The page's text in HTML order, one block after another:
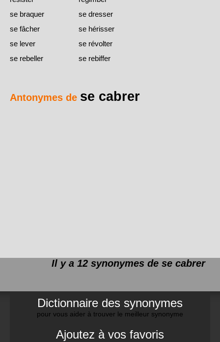
se braquer
se dresser
se fâcher
se hérisser
se lever
se révolter
se rebeller
se rebiffer
Antonymes de se cabrer
Il y a 12 synonymes de se cabrer
Dictionnaire des synonymes
pour vous aider à trouver le meilleur synonyme
Ajoutez à vos favoris